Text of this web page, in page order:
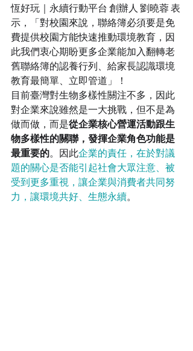
恆好玩｜永續行動平台 創辦人 劉曉蓉 表
示，「對校園來說，聯絡簿必須要是免
費提供校園方能快速推動環境教育，因
此我們衷心期盼更多企業能加入翻轉老
舊聯絡簿的認養行列、給家長認識環境
教育最簡單、立即管道」！
目前臺灣對生物多樣性關注不多，因此
對企業來說雖然是一大挑戰，但不是為
做而做，而是從企業核心營運活動跟生
物多樣性的關聯，發揮企業角色功能是
最重要的。因此企業的責任，在於對議
題的關心是否能引起社會大眾注意、被
受到更多重視，讓企業與消費者共同努
力，讓環境共好、生態永續。